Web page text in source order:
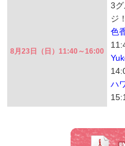
8月23日（日）11:40～16:00
3
ジ！
色
ハ